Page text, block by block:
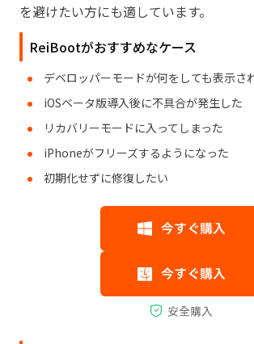
を避けたい方にも適しています。
ReiBootがおすすめなケース
デベロッパーモードが何をしても表示さ
iOSベータ版導入後に不具合が発生した
リカバリーモードに入ってしまった
iPhoneがフリーズするようになった
初期化せずに修復したい